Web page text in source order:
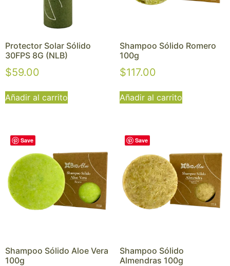
Protector Solar Sólido
30FPS 8G (NLB)
$59.00
Añadir al carrito
Shampoo Sólido Romero
100g
$117.00
Añadir al carrito
Save
Shampoo Sólido Aloe Vera
100g
Save
Shampoo Sólido
Almendras 100g